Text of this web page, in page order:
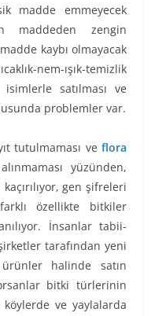
madde emmeyecek
maddeden zengin
kaybı olmayacak
nem-ışık-temizlik
satılması ve
problemler var.
tutulmaması ve flora
yüzünden,
gen şifreleri
özellikte bitkiler
İnsanlar tabii-
tarafından yeni
halinde satın
bitki türlerinin
ve yaylalarda